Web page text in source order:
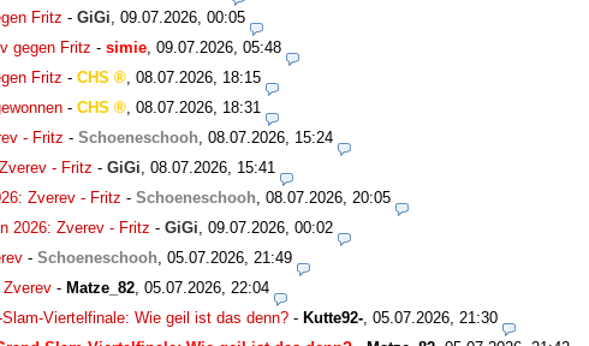
Fritz - GiGi, 09.07.2026, 00:05
gegen Fritz - simie, 09.07.2026, 05:48
Fritz - CHS , 08.07.2026, 18:15
- CHS , 08.07.2026, 18:31
- Fritz - Schoeneschooh, 08.07.2026, 15:24
- Fritz - GiGi, 08.07.2026, 15:41
Zverev - Fritz - Schoeneschooh, 08.07.2026, 20:05
2026: Zverev - Fritz - GiGi, 09.07.2026, 00:02
- Schoeneschooh, 05.07.2026, 21:49
Zverev - Matze_82, 05.07.2026, 22:04
Viertelfinale: Wie geil ist das denn? - Kutte92-, 05.07.2026, 21:30